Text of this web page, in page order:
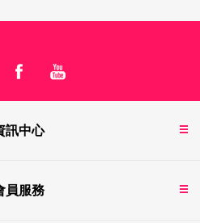
訊中心
員服務